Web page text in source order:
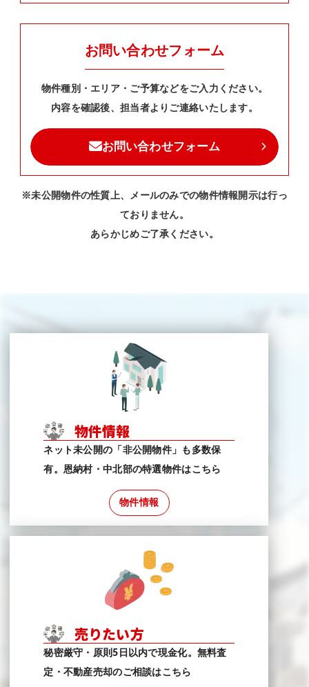
お問い合わせフォーム
物件種別・エリア・ご予算などをご入力ください。
内容を確認後、担当者よりご連絡いたします。
お問い合わせフォーム
※未公開物件の性質上、メールのみでの物件情報開示は行っ
ておりません。
あらかじめご了承ください。
物件情報
ネット未公開の「非公開物件」も多数保
有。恩納村・中北部の特選物件はこちら
物件情報
売りたい方
秘密厳守・原則5日以内で現金化。無料査
定・不動産売却のご相談はこちら